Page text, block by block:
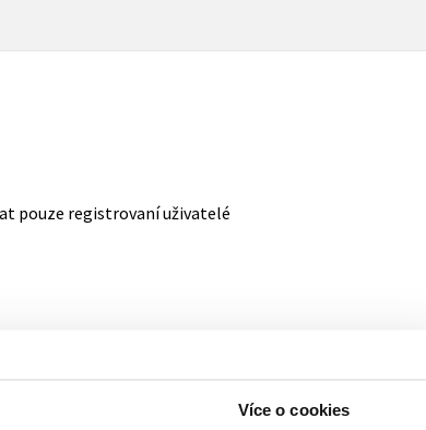
Více o cookies
pouze registrovaní uživatelé